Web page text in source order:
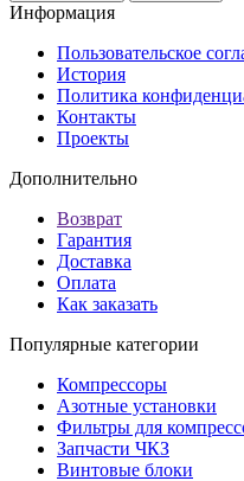
Информация
Пользовательское
История
Политика
Контакты
Проекты
Дополнительно
Возврат
Гарантия
Доставка
Оплата
Как заказать
Популярные категории
Компрессоры
Азотные установки
Фильтры для
Запчасти ЧКЗ
Винтовые блоки